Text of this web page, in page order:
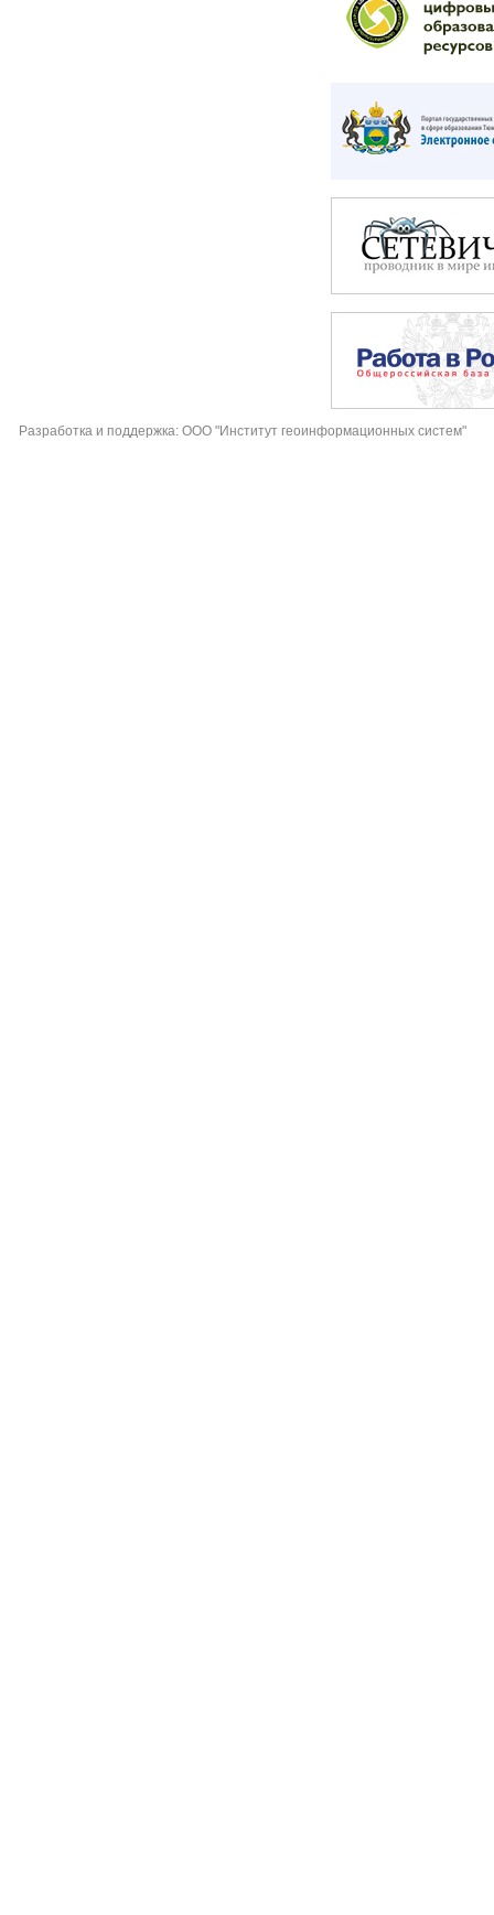
Разработка и поддержка: ООО "Институт геоинформационных систем"